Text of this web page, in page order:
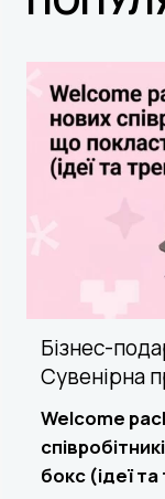
Бізнес-
Сувенірна
Welcome
бокс (ідеї